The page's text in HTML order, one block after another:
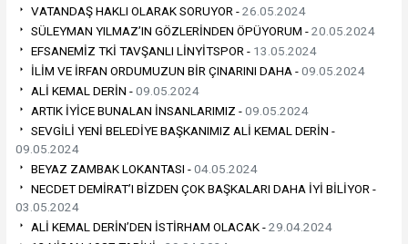
VATANDAŞ HAKLI OLARAK SORUYOR -26.05.2024
SÜLEYMAN YILMAZ’IN GÖZLERİNDEN ÖPÜYORUM -20.05.2024
EFSANEMİZ TKİ TAVŞANLI LİNYİTSPOR - 13.05.2024
İLİM VE İRFAN ORDUMUZUN BİR ÇINARINI DAHA -09.05.2024
ALİ KEMAL DERİN -09.05.2024
ARTIK İYİCE BUNALAN İNSANLARIMIZ -09.05.2024
SEVGİLİ YENİ BELEDİYE BAŞKANIMIZ ALİ KEMAL DERİN -
09.05.2024
BEYAZ ZAMBAK LOKANTASI -04.05.2024
NECDET DEMİRAT’I BİZDEN ÇOK BAŞKALARI DAHA İYİ BİLİYOR -
03.05.2024
ALİ KEMAL DERİN’DEN İSTİRHAM OLACAK -29.04.2024